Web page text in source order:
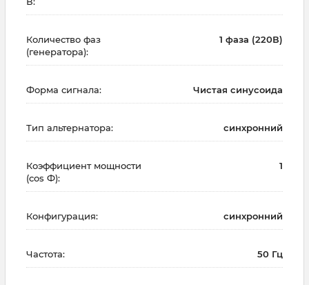
Количество фаз
(генератора):
1 фаза (220В)
Форма сигнала: Чистая синусоида
Тип альтернатора: синхронний
Коэффициент мощности
(cos Ф):
1
Конфигурация: синхронний
Частота: 50 Гц